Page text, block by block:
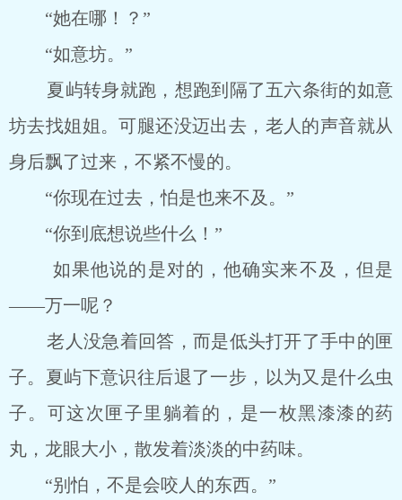
“她在哪！？”
“如意坊。”
夏屿转身就跑，想跑到隔了五六条街的如意
坊去找姐姐。可腿还没迈出去，老人的声音就从
身后飘了过来，不紧不慢的。
“你现在过去，怕是也来不及。”
“你到底想说些什么！”
如果他说的是对的，他确实来不及，但是
――万一呢？
老人没急着回答，而是低头打开了手中的匣
子。夏屿下意识往后退了一步，以为又是什么虫
子。可这次匣子里躺着的，是一枚黑漆漆的药
丸，龙眼大小，散发着淡淡的中药味。
“别怕，不是会咬人的东西。”